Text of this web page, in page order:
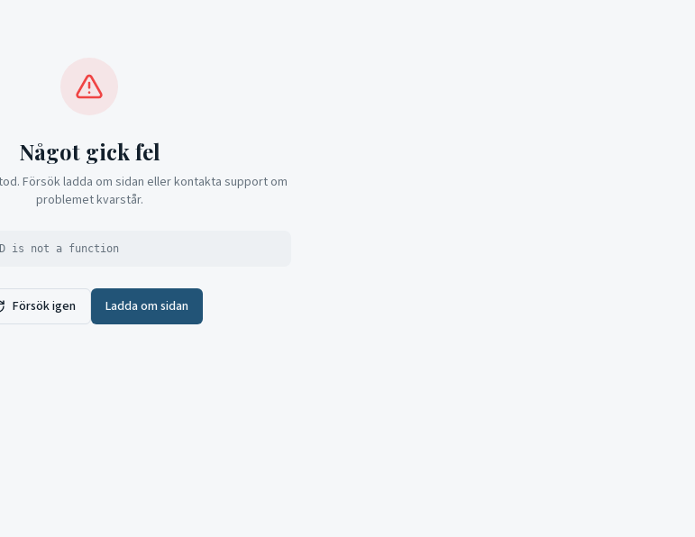
Något gick fel
Försök ladda om sidan eller kontakta support om
problemet kvarstår.
is not a function
Försök igen Ladda om sidan